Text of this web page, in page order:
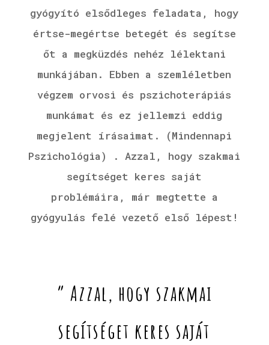
gyógyító elsődleges feladata, hogy
értse-megértse betegét és segítse
őt a megküzdés nehéz lélektani
munkájában. Ebben a szemléletben
végzem orvosi és pszichoterápiás
munkámat és ez jellemzi eddig
megjelent írásaimat. (Mindennapi
Pszichológia) . Azzal, hogy szakmai
segítséget keres saját
problémáira, már megtette a
gyógyulás felé vezető első lépest!
” Azzal, hogy szakmai
segítséget keres saját